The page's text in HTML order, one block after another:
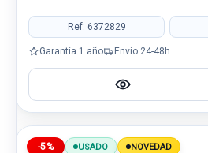
Ref: 6372829
Garantía 1 año Envío 24-48h
-5% USADO NOVEDAD